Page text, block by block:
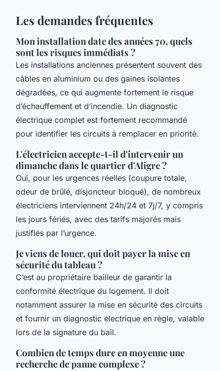
Les demandes fréquentes
Mon installation date des années 70, quels
sont les risques immédiats ?
Les installations anciennes présentent souvent des
câbles en aluminium ou des gaines isolantes
dégradées, ce qui augmente fortement le risque
d’échauffement et d’incendie. Un diagnostic
électrique complet est fortement recommandé
pour identifier les circuits à remplacer en priorité.
L'électricien accepte-t-il d'intervenir un
dimanche dans le quartier d'Aligre ?
Oui, pour les urgences réelles (coupure totale,
odeur de brûlé, disjoncteur bloqué), de nombreux
électriciens interviennent 24h/24 et 7j/7, y compris
les jours fériés, avec des tarifs majorés mais
justifiés par l’urgence.
Je viens de louer, qui doit payer la mise en
sécurité du tableau ?
C’est au propriétaire bailleur de garantir la
conformité électrique du logement. Il doit
notamment assurer la mise en sécurité des circuits
et fournir un diagnostic électrique en règle, valable
lors de la signature du bail.
Combien de temps dure en moyenne une
recherche de panne complexe ?